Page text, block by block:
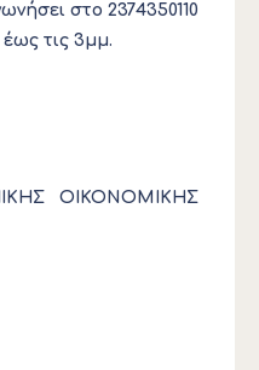
στο 2374350110
τις 3μμ.
ΟΙΚΟΝΟΜΙΚΗΣ